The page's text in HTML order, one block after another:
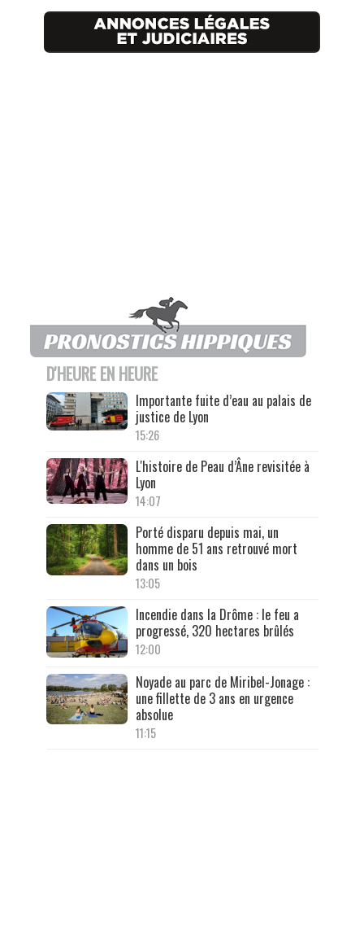
D'HEURE EN HEURE
Importante fuite d’eau au palais de
justice de Lyon
15:26
L'histoire de Peau d’Âne revisitée à
Lyon
14:07
Porté disparu depuis mai, un
homme de 51 ans retrouvé mort
dans un bois
13:05
Incendie dans la Drôme : le feu a
progressé, 320 hectares brûlés
12:00
Noyade au parc de Miribel-Jonage :
une fillette de 3 ans en urgence
absolue
11:15